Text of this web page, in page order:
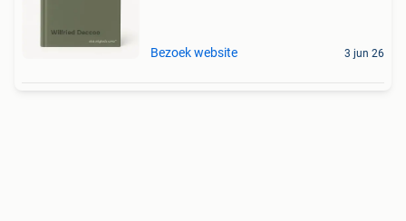
Bezoek website 3 jun 26